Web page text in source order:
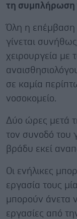
τη συμπλήρωση
Όλη η επέμβαση
γίνεται
χειρουργεία με
σε καμία
νοσοκομείο.
Δύο ώρες μετά
τον συνοδό του
βράδυ εκεί
Oι ενήλικες
εργασία τους
μπορούν άνετα
εργασίες από